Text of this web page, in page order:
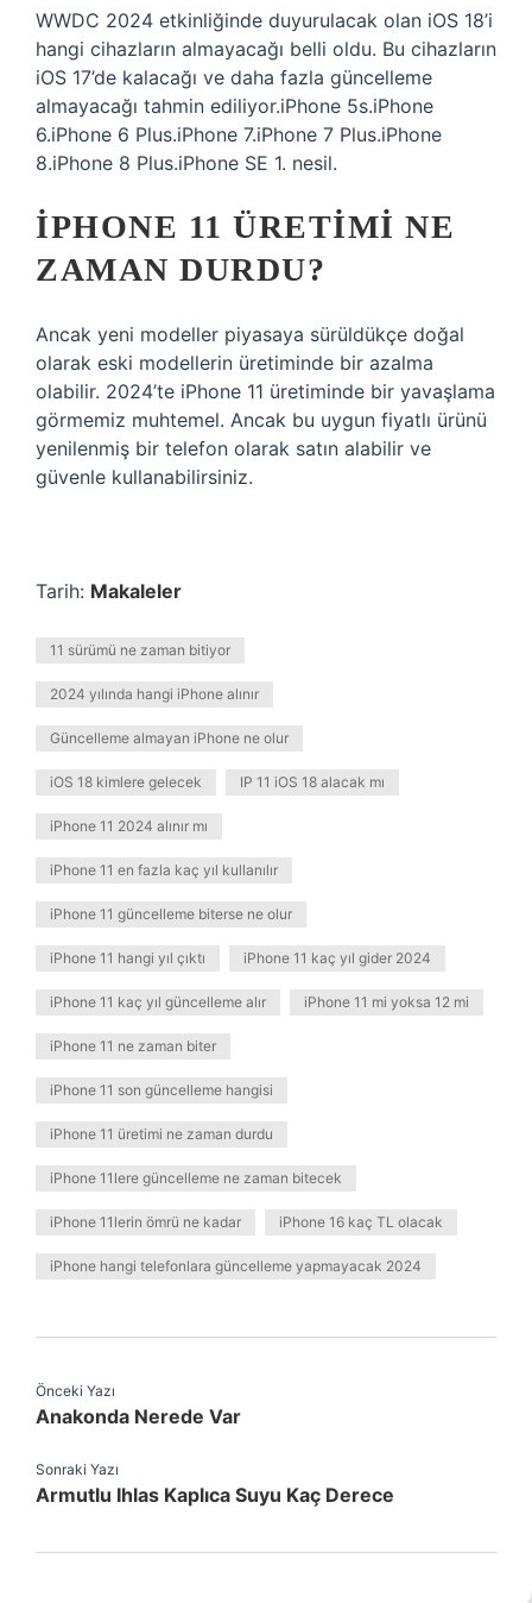
WWDC 2024 etkinliğinde duyurulacak olan iOS 18’i
hangi cihazların almayacağı belli oldu. Bu cihazların
iOS 17’de kalacağı ve daha fazla güncelleme
almayacağı tahmin ediliyor.iPhone 5s.iPhone
6.iPhone 6 Plus.iPhone 7.iPhone 7 Plus.iPhone
8.iPhone 8 Plus.iPhone SE 1. nesil.
IPHONE 11 ÜRETIMI NE
ZAMAN DURDU?
Ancak yeni modeller piyasaya sürüldükçe doğal
olarak eski modellerin üretiminde bir azalma
olabilir. 2024’te iPhone 11 üretiminde bir yavaşlama
görmemiz muhtemel. Ancak bu uygun fiyatlı ürünü
yenilenmiş bir telefon olarak satın alabilir ve
güvenle kullanabilirsiniz.
Tarih: Makaleler
11 sürümü ne zaman bitiyor
2024 yılında hangi iPhone alınır
Güncelleme almayan iPhone ne olur
iOS 18 kimlere gelecek IP 11 iOS 18 alacak mı
iPhone 11 2024 alınır mı
iPhone 11 en fazla kaç yıl kullanılır
iPhone 11 güncelleme biterse ne olur
iPhone 11 hangi yıl çıktı iPhone 11 kaç yıl gider 2024
iPhone 11 kaç yıl güncelleme alır iPhone 11 mi yoksa 12 mi
iPhone 11 ne zaman biter
iPhone 11 son güncelleme hangisi
iPhone 11 üretimi ne zaman durdu
iPhone 11lere güncelleme ne zaman bitecek
iPhone 11lerin ömrü ne kadar iPhone 16 kaç TL olacak
iPhone hangi telefonlara güncelleme yapmayacak 2024
Önceki Yazı
Anakonda Nerede Var
Sonraki Yazı
Armutlu Ihlas Kaplıca Suyu Kaç Derece